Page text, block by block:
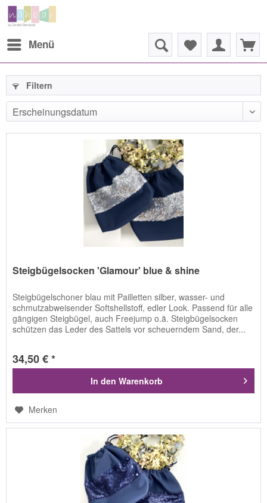
Menü
Filtern
Steigbügelsocken 'Glamour' blue & shine
Steigbügelschoner blau mit Pailletten silber, wasser- und
schmutzabweisender Softshellstoff, edler Look. Passend für alle
gängigen Steigbügel, auch Freejump o.ä. Steigbügelsocken
schützen das Leder des Sattels vor scheuerndem Sand, der...
34,50 € *
In den Warenkorb
Merken